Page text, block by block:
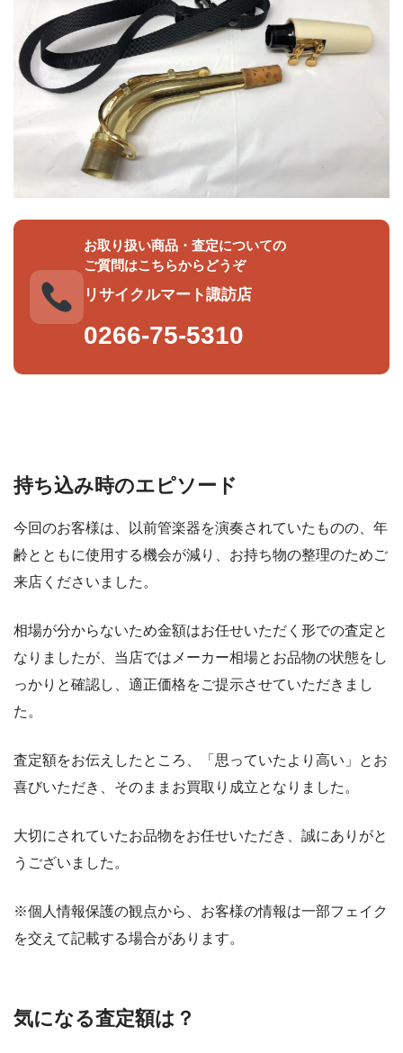
お取り扱い商品・査定についての
ご質問はこちらからどうぞ
リサイクルマート諏訪店
0266-75-5310
持ち込み時のエピソード
今回のお客様は、以前管楽器を演奏されていたものの、年
齢とともに使用する機会が減り、お持ち物の整理のためご
来店くださいました。
相場が分からないため金額はお任せいただく形での査定と
なりましたが、当店ではメーカー相場とお品物の状態をし
っかりと確認し、適正価格をご提示させていただきまし
た。
査定額をお伝えしたところ、「思っていたより高い」とお
喜びいただき、そのままお買取り成立となりました。
大切にされていたお品物をお任せいただき、誠にありがと
うございました。
※個人情報保護の観点から、お客様の情報は一部フェイク
を交えて記載する場合があります。
気になる査定額は？